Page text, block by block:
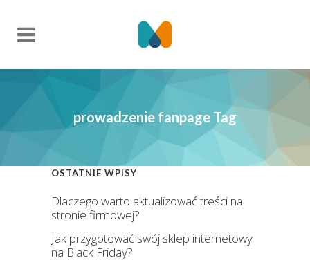
prowadzenie fanpage Tag
OSTATNIE WPISY
Dlaczego warto aktualizować treści na
stronie firmowej?
Jak przygotować swój sklep internetowy
na Black Friday?